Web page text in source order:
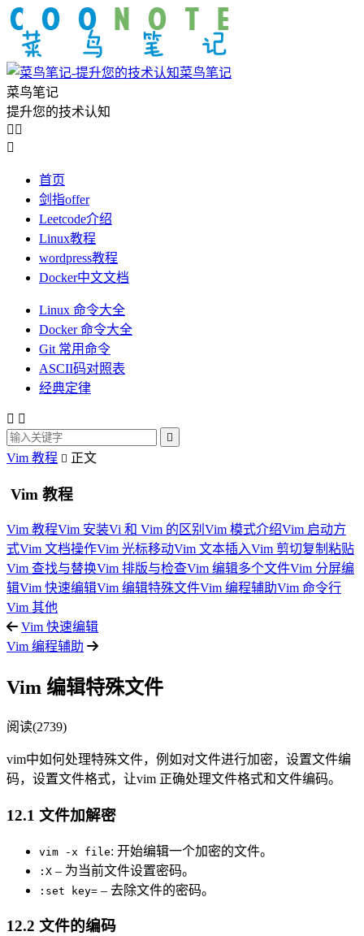
菜鸟笔记
菜鸟笔记
提升您的技术认知
 

首页
剑指offer
Leetcode介绍
Linux教程
wordpress教程
Docker中文文档
Linux 命令大全
Docker 命令大全
Git 常用命令
ASCII码对照表
经典定律
 

Vim 教程  正文
Vim 教程
Vim 教程Vim 安装Vi 和 Vim 的区别 Vim 模式介绍Vim 启动方
式Vim 文档操作Vim 光标移动Vim 文本插入Vim 剪切复制粘贴
Vim 查找与替换Vim 排版与检查Vim 编辑多个文件Vim 分屏编
辑Vim 快速编辑Vim 编辑特殊文件Vim 编程辅助Vim 命令行
Vim 其他
Vim 快速编辑
Vim 编程辅助
Vim 编辑特殊文件
阅读(2739)
vim中如何处理特殊文件，例如对文件进行加密，设置文件编
码，设置文件格式，让vim 正确处理文件格式和文件编码。
12.1 文件加解密
vim -x file: 开始编辑一个加密的文件。
:X – 为当前文件设置密码。
:set key= – 去除文件的密码。
12.2 文件的编码